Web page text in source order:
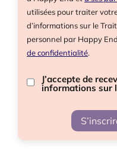
utilisées pour traiter
d’informations sur le
personnel par Happy
de confidentialité.
J’accepte de
informations sur